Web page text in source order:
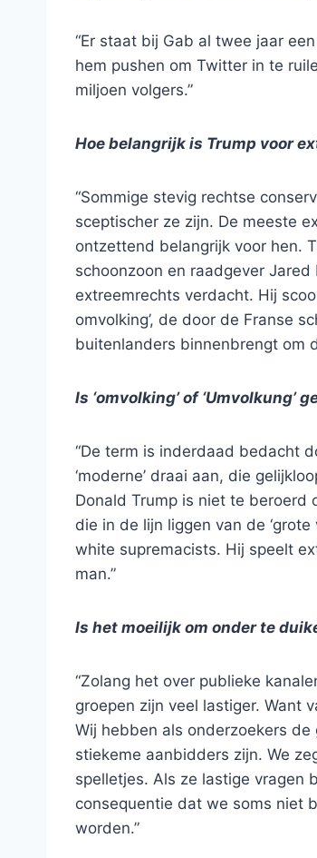
“Er staat bij Gab al twee jaar
hem pushen om Twitter in te
miljoen volgers.”
Hoe belangrijk is Trump voor
“Sommige stevig rechtse
sceptischer ze zijn. De meeste
ontzettend belangrijk voor hen.
schoonzoon en raadgever
extreemrechts verdacht. Hij
omvolking’, de door de Franse
buitenlanders binnenbrengt om
Is ‘omvolking’ of ‘Umvolkung’
“De term is inderdaad bedacht
‘moderne’ draai aan, die
Donald Trump is niet te
die in de lijn liggen van de
white supremacists. Hij speelt
man.”
Is het moeilijk om onder te
“Zolang het over publieke
groepen zijn veel lastiger. Want
Wij hebben als onderzoekers
stiekeme aanbidders zijn. We
spelletjes. Als ze lastige vragen
consequentie dat we soms niet
worden.”